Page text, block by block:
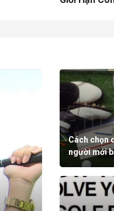
Cách chọn
người mới